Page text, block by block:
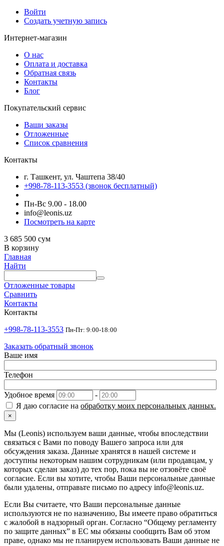
Войти
Создать учетную запись
Интернет-магазин
О нас
Оплата и доставка
Обратная связь
Контакты
Блог
Покупательский сервис
Ваши заказы
Отложенные
Список сравнения
Контакты
г. Ташкент, ул. Чаштепа 38/40
+998-78-113-3553 (звонок бесплатный)
Пн-Вс 9.00 - 18.00
info@leonis.uz
Посмотреть на карте
3 685 500 сум
В корзину
Главная
Найти
Отложенные товары
Сравнить
Контакты
Контакты
+998-78-113-3553 Пн-Пт: 9:00-18:00
Заказать обратный звонок
Ваше имя
Телефон
Удобное время
-
Я даю согласие на обработку моих персональных данных.
×
Мы (Leonis) используем ваши данные, чтобы впоследствии
связаться с Вами по поводу Вашего запроса или для
обсуждения заказа. Данные хранятся в нашей системе и
доступны некоторым нашим сотрудникам (или продавцам, у
которых сделан заказ) до тех пор, пока вы не отзовёте своё
согласие. Если вы хотите, чтобы Ваши персональные данные
были удалены, отправьте письмо по адресу info@leonis.uz.
Если Вы считаете, что Ваши персональные данные
используются не по назначению, Вы имеете право обратиться
с жалобой в надзорный орган. Согласно “Общему регламенту
по защите данных” в ЕС мы обязаны сообщить Вам об этом
праве, однако мы не планируем использовать Ваши данные не